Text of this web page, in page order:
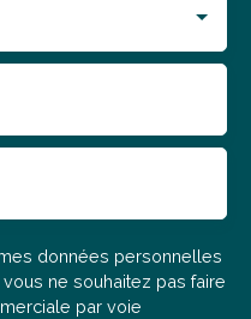
votre bien actuel.
données personnelles
ne souhaitez pas faire
par voie